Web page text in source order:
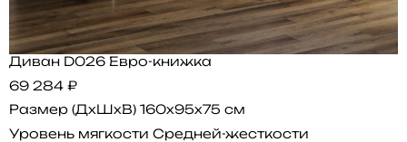
Диван D026 Евро-книжка
69 284 ₽
Размер (ДхШхВ) 160x95x75 см
Уровень мягкости Средней-жесткости